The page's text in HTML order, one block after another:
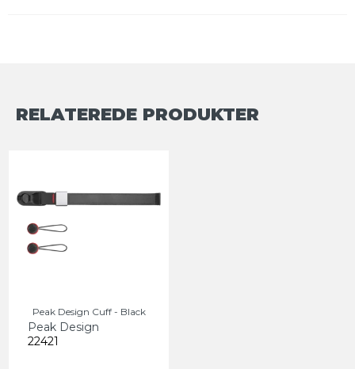
RELATEREDE PRODUKTER
Peak Design Cuff - Black
Peak Design
22421